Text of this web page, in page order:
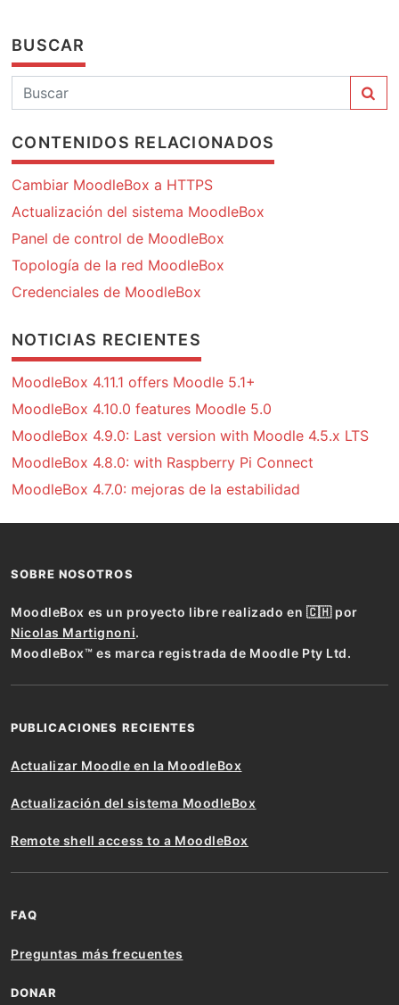
BUSCAR
CONTENIDOS RELACIONADOS
Cambiar MoodleBox a HTTPS
Actualización del sistema MoodleBox
Panel de control de MoodleBox
Topología de la red MoodleBox
Credenciales de MoodleBox
NOTICIAS RECIENTES
MoodleBox 4.11.1 offers Moodle 5.1+
MoodleBox 4.10.0 features Moodle 5.0
MoodleBox 4.9.0: Last version with Moodle 4.5.x LTS
MoodleBox 4.8.0: with Raspberry Pi Connect
MoodleBox 4.7.0: mejoras de la estabilidad
SOBRE NOSOTROS
MoodleBox es un proyecto libre realizado en 🇨🇭 por
Nicolas Martignoni.
MoodleBox™ es marca registrada de Moodle Pty Ltd.
PUBLICACIONES RECIENTES
Actualizar Moodle en la MoodleBox
Actualización del sistema MoodleBox
Remote shell access to a MoodleBox
FAQ
Preguntas más frecuentes
DONAR